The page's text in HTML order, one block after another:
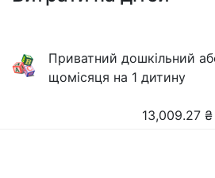
Приватний дошкільний
щомісяця на 1 дитину
13,009.27 ₴